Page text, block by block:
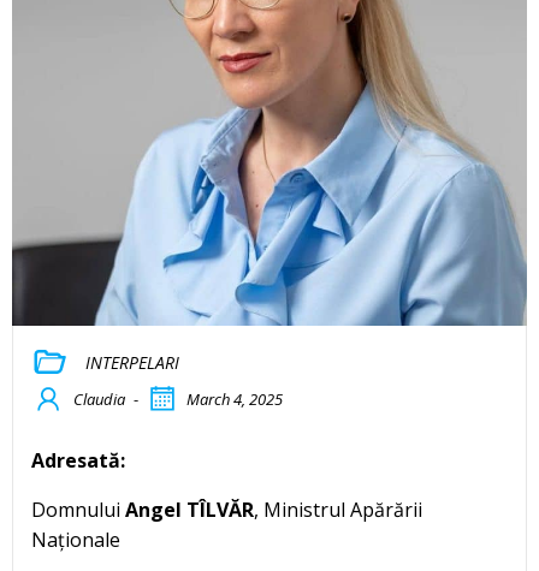
INTERPELARI
Claudia - March 4, 2025
Adresată:
Domnului Angel TÎLVĂR, Ministrul Apărării
Naționale